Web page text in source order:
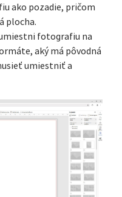
ako pozadie, pričom
plocha.
fotografiu na
aký má pôvodná
umiestniť a